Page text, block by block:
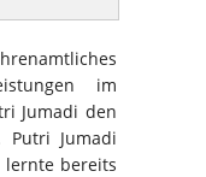
im
Jumadi den
Putri Jumadi
bereits